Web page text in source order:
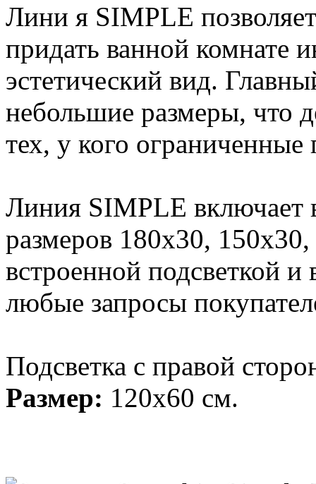
Лини я SIMPLE позволяет
придать ванной комнате
эстетический вид.
небольшие размеры, что
тех, у кого ограниченные
Линия SIMPLE включает
размеров 180х30,
встроенной подсветкой и
любые запросы
Подсветка с правой
Размер: 120x60 см.